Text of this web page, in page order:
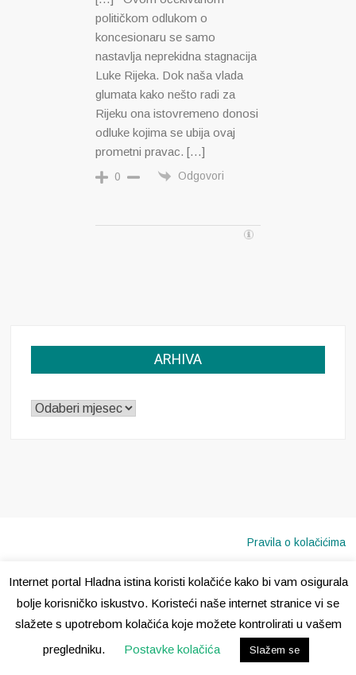
političkom odlukom o
koncesionaru se samo
nastavlja neprekidna stagnacija
Luke Rijeka. Dok naša vlada
glumata kako nešto radi za
Rijeku ona istovremeno donosi
odluke kojima se ubija ovaj
prometni pravac. […]
0 Odgovori
ARHIVA
ARHIVA
Pravila o kolačićima
Internet portal Hladna istina koristi kolačiće kako bi vam osigurala
bolje korisničko iskustvo. Koristeći naše internet stranice vi se
slažete s upotrebom kolačića koje možete kontrolirati u vašem
pregledniku.
Postavke kolačića Slažem se
Copyright © 2020 · Sva prava pridržana · Hladna Istina